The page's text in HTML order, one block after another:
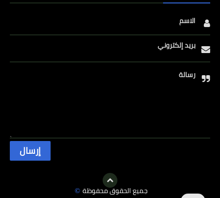
الاسم
بريد إلكتروني
رسالة
جميع الحقوق محفوظة ©